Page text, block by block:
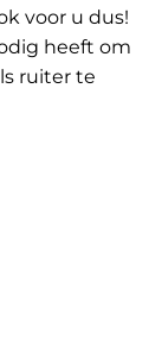
voor u dus!
heeft om
ruiter te